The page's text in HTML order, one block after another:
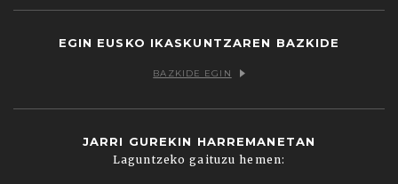
EGIN EUSKO IKASKUNTZAREN BAZKIDE
BAZKIDE EGIN
JARRI GUREKIN HARREMANETAN
Laguntzeko gaituzu hemen: